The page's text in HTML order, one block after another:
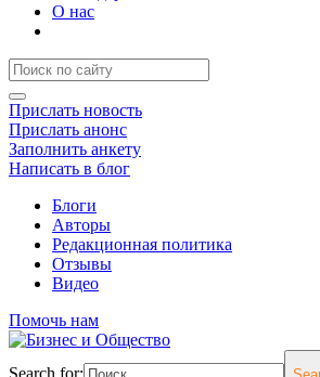
О нас
Прислать новость
Прислать анонс
Заполнить анкету
Написать в блог
Блоги
Авторы
Редакционная политика
Отзывы
Видео
Помочь нам
Search for: